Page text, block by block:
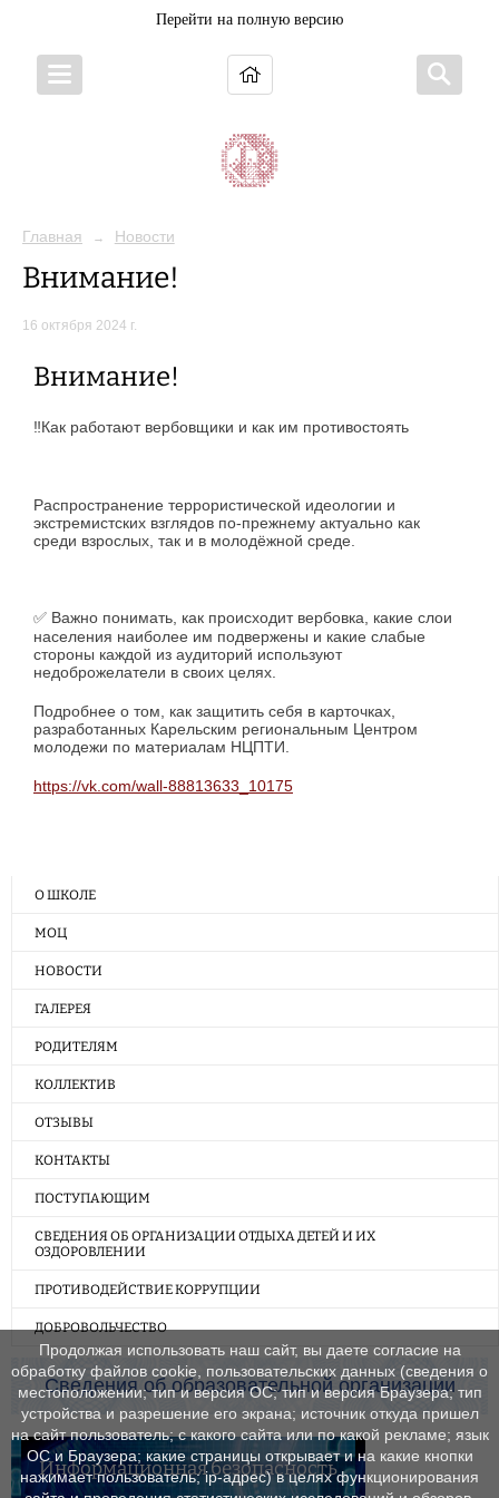
Перейти на полную версию
Главная → Новости
Внимание!
16 октября 2024 г.
Внимание!
‼Как работают вербовщики и как им противостоять
Распространение террористической идеологии и
экстремистских взглядов по-прежнему актуально как
среди взрослых, так и в молодёжной среде.
✅ Важно понимать, как происходит вербовка, какие слои
населения наиболее им подвержены и какие слабые
стороны каждой из аудиторий используют
недоброжелатели в своих целях.
Подробнее о том, как защитить себя в карточках,
разработанных Карельским региональным Центром
молодежи по материалам НЦПТИ.
https://vk.com/wall-88813633_10175
О ШКОЛЕ
МОЦ
НОВОСТИ
ГАЛЕРЕЯ
РОДИТЕЛЯМ
КОЛЛЕКТИВ
ОТЗЫВЫ
КОНТАКТЫ
ПОСТУПАЮЩИМ
СВЕДЕНИЯ ОБ ОРГАНИЗАЦИИ ОТДЫХА ДЕТЕЙ И ИХ
ОЗДОРОВЛЕНИИ
ПРОТИВОДЕЙСТВИЕ КОРРУПЦИИ
ДОБРОВОЛЬЧЕСТВО
Сведения об образовательной организации
Информационная безопасность
Продолжая использовать наш сайт, вы даете согласие на
обработку файлов cookie, пользовательских данных (сведения о
местоположении; тип и версия ОС; тип и версия Браузера; тип
устройства и разрешение его экрана; источник откуда пришел
на сайт пользователь; с какого сайта или по какой рекламе; язык
ОС и Браузера; какие страницы открывает и на какие кнопки
нажимает пользователь; ip-адрес) в целях функционирования